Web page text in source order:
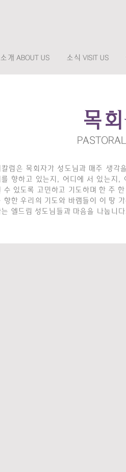
소개 ABOUT US 소식 VISIT US
목
칼럼은 목회자가 성도님과 매주 생각
를 향하고 있는지, 어디에 서 있는지,
수 있도록 고민하고 기도하며 한 주
향한 우리의 기도와 바램들이 이 땅
는 엘드림 성도님들과 마음을 나눕니